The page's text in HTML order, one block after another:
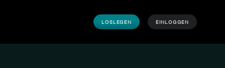
LOSLEGEN EINLOGGEN